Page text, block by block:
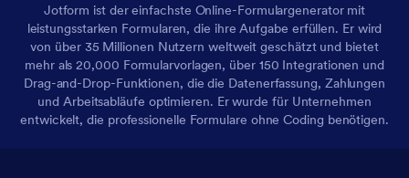
Jotform ist der einfachste Online-Formulargenerator mit
leistungsstarken Formularen, die ihre Aufgabe erfüllen. Er wird
von über 35 Millionen Nutzern weltweit geschätzt und bietet
mehr als 20,000 Formularvorlagen, über 150 Integrationen und
Drag-and-Drop-Funktionen, die die Datenerfassung, Zahlungen
und Arbeitsabläufe optimieren. Er wurde für Unternehmen
entwickelt, die professionelle Formulare ohne Coding benötigen.